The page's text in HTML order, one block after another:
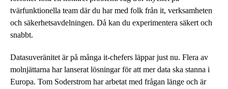
tvärfunktionella team där du har med folk från it, verksamheten
och säkerhetsavdelningen. Då kan du experimentera säkert och
snabbt.
Datasuveränitet är på många it-chefers läppar just nu. Flera av
molnjättarna har lanserat lösningar för att mer data ska stanna i
Europa. Tom Soderstrom har arbetat med frågan länge och är